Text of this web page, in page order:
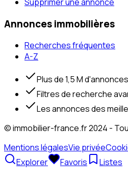
Annonces immobilières
Recherches fréquentes
A-Z
Plus de 1,5 M d'annonces
Filtres de recherche
Les annonces des
© immobilier-france.fr 2024 -
Mentions légalesVie privée
Explorer
Favoris Listes